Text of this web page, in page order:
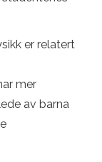
er relatert
mer
av barna